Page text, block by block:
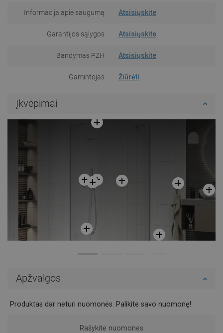
Informacija apie saugumą Atsisiųskite
Garantijos sąlygos Atsisiųskite
Bandymas PZH Atsisiųskite
Gamintojas Žiūrėti
Įkvėpimai
Apžvalgos
Produktas dar neturi nuomonės. Palikite savo nuomonę!
Rašykite nuomones